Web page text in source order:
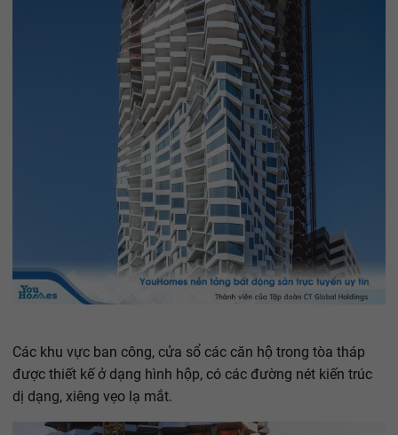
Các khu vực ban công, cửa sổ các căn hộ trong tòa tháp
được thiết kế ở dạng hình hộp, có các đường nét kiến trúc
dị dạng, xiêng vẹo lạ mắt.